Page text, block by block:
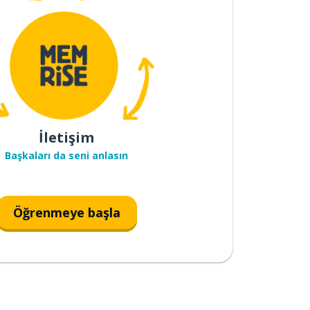
İletişim
Başkaları da seni anlasın
Öğrenmeye başla